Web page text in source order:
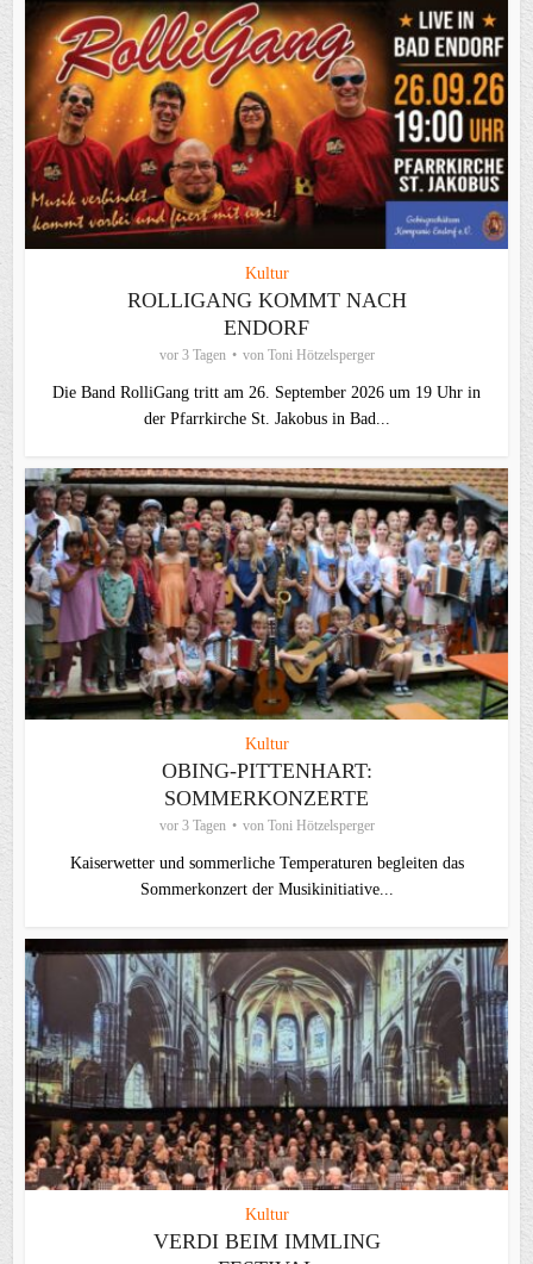
Kultur
ROLLIGANG KOMMT NACH
ENDORF
vor 3 Tagen von Toni Hötzelsperger
Die Band RolliGang tritt am 26. September 2026 um 19 Uhr in
der Pfarrkirche St. Jakobus in Bad...
Kultur
OBING-PITTENHART:
SOMMERKONZERTE
vor 3 Tagen von Toni Hötzelsperger
Kaiserwetter und sommerliche Temperaturen begleiten das
Sommerkonzert der Musikinitiative...
Kultur
VERDI BEIM IMMLING